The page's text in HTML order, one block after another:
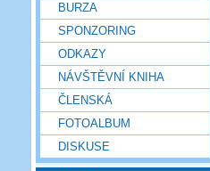
BURZA
SPONZORING
ODKAZY
NÁVŠTĚVNÍ KNIHA
ČLENSKÁ
FOTOALBUM
DISKUSE